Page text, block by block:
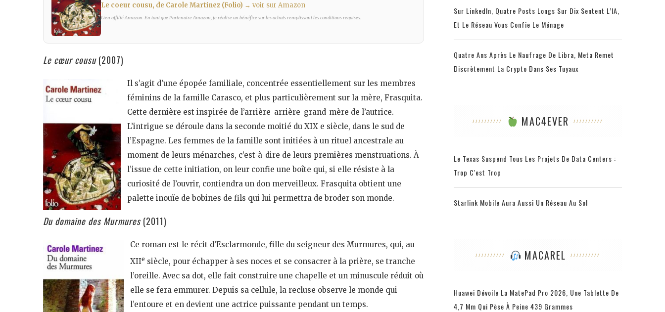
Le coeur cousu, de Carole Martinez (Folio) → voir sur Amazon
Lien affilié Amazon. En tant que Partenaire Amazon, je réalise un bénéfice sur les achats remplissant les conditions requises.
Le cœur cousu(2007)
Il s’agit d’une épopée familiale, concentrée essentiellement sur les membres
féminins de la famille Carasco, et plus particulièrement sur la mère, Frasquita.
Cette dernière est inspirée de l’arrière-arrière-grand-mère de l’autrice.
L’intrigue se déroule dans la seconde moitié du XIX e siècle, dans le sud de
l’Espagne. Les femmes de la famille sont initiées à un rituel ancestrale au
moment de leurs ménarches, c’est-à-dire de leurs premières menstruations. À
l’issue de cette initiation, on leur confie une boîte qui, si elle résiste à la
curiosité de l’ouvrir, contiendra un don merveilleux. Frasquita obtient une
palette inouïe de bobines de fils qui lui permettra de broder son monde.
Du domaine des Murmures (2011)
Ce roman est le récit d’Esclarmonde, fille du seigneur des Murmures, qui, au
XIIe siècle, pour échapper à ses noces et se consacrer à la prière, se tranche
l’oreille. Avec sa dot, elle fait construire une chapelle et un minuscule réduit où
elle se fera emmurer. Depuis sa cellule, la recluse observe le monde qui
l’entoure et en devient une actrice puissante pendant un temps.
Sur LinkedIn, Quatre Posts Longs Sur Dix Sentent L’IA,
Et Le Réseau Vous Confie Le Ménage
Quatre Ans Après Le Naufrage De Libra, Meta Remet
Discrètement La Crypto Dans Ses Tuyaux
MAC4EVER
Le Texas Suspend Tous Les Projets De Data Centers :
Trop C'est Trop
Starlink Mobile Aura Aussi Un Réseau Au Sol
MACAREL
Huawei Dévoile La MatePad Pro 2026, Une Tablette De
4,7 Mm Qui Pèse À Peine 439 Grammes